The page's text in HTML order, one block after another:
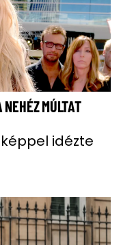
MÚLTAT
idézte